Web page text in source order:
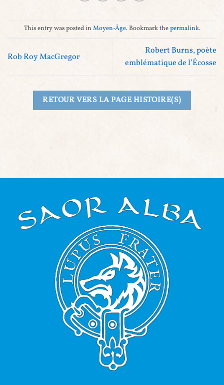
This entry was posted in Moyen-Âge. Bookmark thepermalink.
Rob Roy MacGregor
Robert Burns, poète
emblématique de l’Écosse
RETOUR VERS LA PAGE HISTOIRE(S)